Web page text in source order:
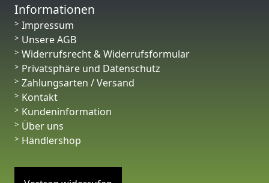
Informationen
Impressum
Unsere AGB
Widerrufsrecht & Widerrufsformular
Privatsphäre und Datenschutz
Zahlungsarten / Versand
Kontakt
Kundeninformation
Über uns
Händlershop